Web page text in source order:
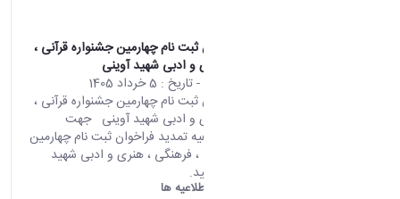
تمدید فراخوان ثبت نام چهارمین جشنواره قرآنی ،
فرهنگی ، هنری و ادبی شهید آوینی
- تاریخ : 5 خرداد 1405
تمدید فراخوان ثبت نام چهارمین جشنواره قرآنی ،
فرهنگی ، هنری و ادبی شهید آوینی جهت
مشاهداه اطلاعیه تمدید فراخوان ثبت نام چهارمین
جشنواره قرآنی ، فرهنگی ، هنری و ادبی شهید
آوینی کلیک کنید.
اطلاعیه ها